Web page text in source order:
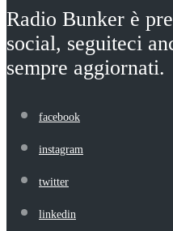
Radio Bunker è
social, seguiteci
sempre aggiornati.
facebook
instagram
twitter
linkedin